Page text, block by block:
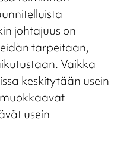
johtajuus on
tarpeitaan,
Vaikka
keskitytään usein
usein